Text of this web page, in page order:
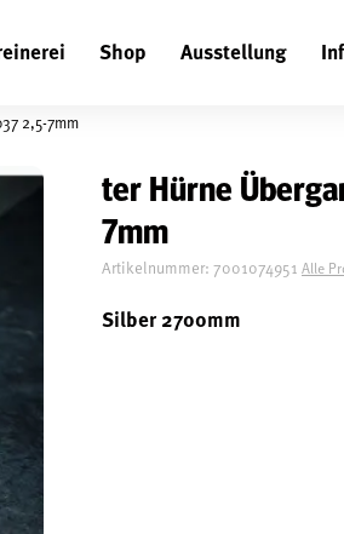
Shop Ausstellung
Suchen
2,5-7mm
ter Hürne
7mm
Artikelnummer: 7001074951 Alle
Silber 2700mm